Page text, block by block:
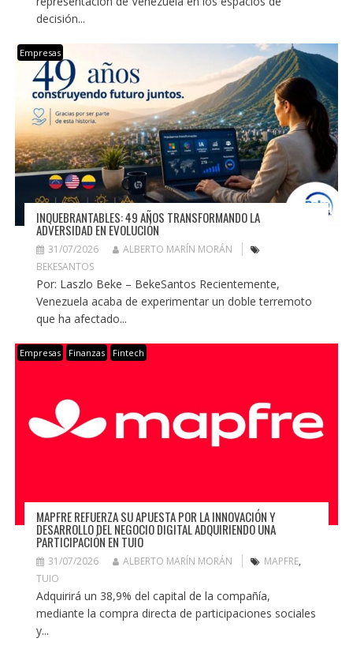
decisión...
Empresas
INQUEBRANTABLES: 49 AÑOS TRANSFORMANDO LA
ADVERSIDAD EN EVOLUCIÓN
31/07/2026
ALBERTO MARÍN MORÁN
BEKESANTOS
Por: Laszlo Beke – BekeSantos Recientemente,
Venezuela acaba de experimentar un doble terremoto
que ha afectado...
Empresas Finanzas Fintech
MAPFRE REFUERZA SU APUESTA POR LA INNOVACIÓN Y
DESARROLLO DEL NEGOCIO DIGITAL ADQUIRIENDO UNA
PARTICIPACIÓN EN TUIO
31/07/2026 ALBERTO MARÍN MORÁN MAPFRE,
TUIO
Adquirirá un 38,9% del capital de la compañía,
mediante la compra directa de participaciones sociales
y...